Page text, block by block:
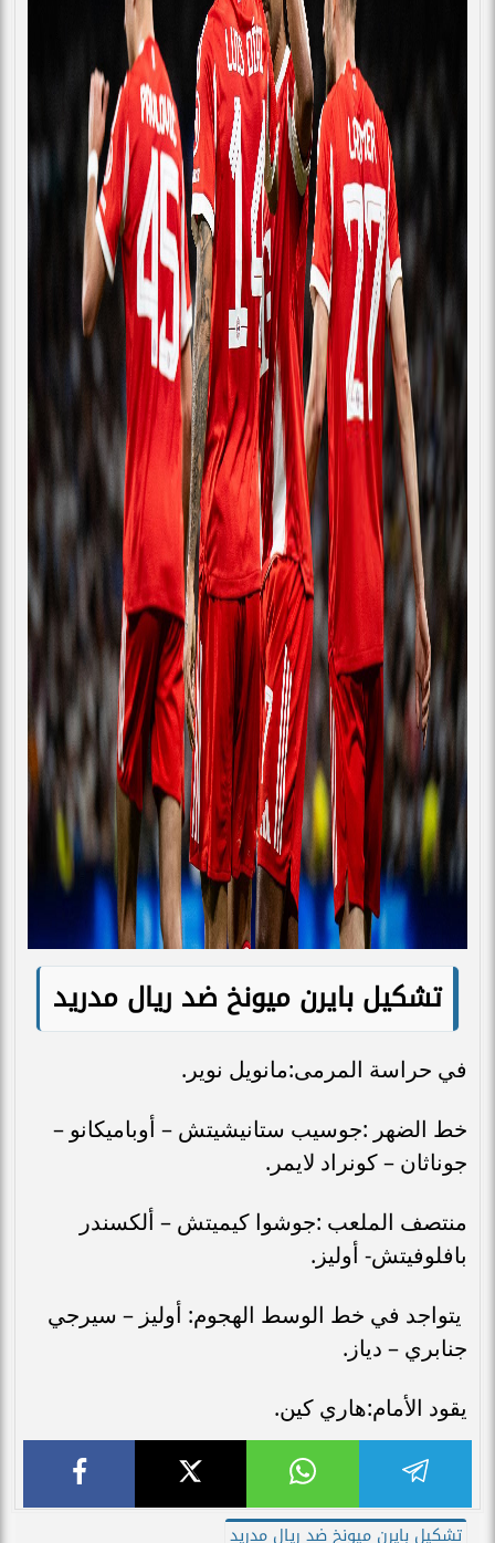
تشكيل بايرن ميونخ ضد ريال مدريد
في حراسة المرمى:مانويل نوير.
خط الضهر :جوسيب ستانيشيتش – أوباميكانو –
جوناثان – كونراد لايمر.
منتصف الملعب :جوشوا كيميتش – ألكسندر
بافلوفيتش- أوليز.
يتواجد في خط الوسط الهجوم: أوليز – سيرجي
جنابري – دياز.
يقود الأمام:هاري كين.
تشكيل بايرن ميونخ ضد ريال مدريد